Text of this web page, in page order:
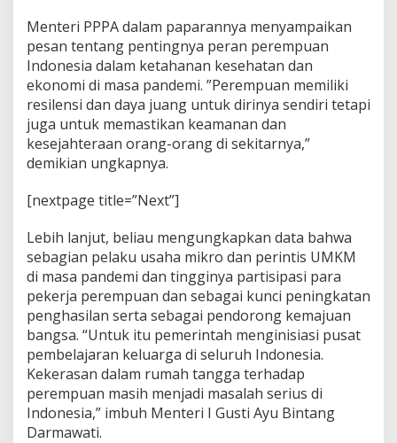
Menteri PPPA dalam paparannya menyampaikan
pesan tentang pentingnya peran perempuan
Indonesia dalam ketahanan kesehatan dan
ekonomi di masa pandemi. ”Perempuan memiliki
resilensi dan daya juang untuk dirinya sendiri tetapi
juga untuk memastikan keamanan dan
kesejahteraan orang-orang di sekitarnya,”
demikian ungkapnya.
[nextpage title=”Next”]
Lebih lanjut, beliau mengungkapkan data bahwa
sebagian pelaku usaha mikro dan perintis UMKM
di masa pandemi dan tingginya partisipasi para
pekerja perempuan dan sebagai kunci peningkatan
penghasilan serta sebagai pendorong kemajuan
bangsa. “Untuk itu pemerintah menginisiasi pusat
pembelajaran keluarga di seluruh Indonesia.
Kekerasan dalam rumah tangga terhadap
perempuan masih menjadi masalah serius di
Indonesia,” imbuh Menteri I Gusti Ayu Bintang
Darmawati.